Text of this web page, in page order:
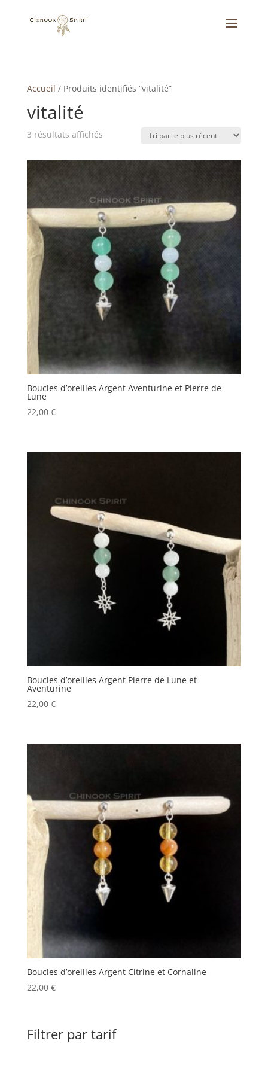
Accueil / Produits identifiés “vitalité”
vitalité
3 résultats affichésTrié
plus
au
plus
ancien
Boucles d’oreilles Argent Aventurine et Pierre de
Lune
22,00 €
Boucles d’oreilles Argent Pierre de Lune et
Aventurine
22,00 €
Boucles d’oreilles Argent Citrine et Cornaline
22,00 €
Filtrer par tarif